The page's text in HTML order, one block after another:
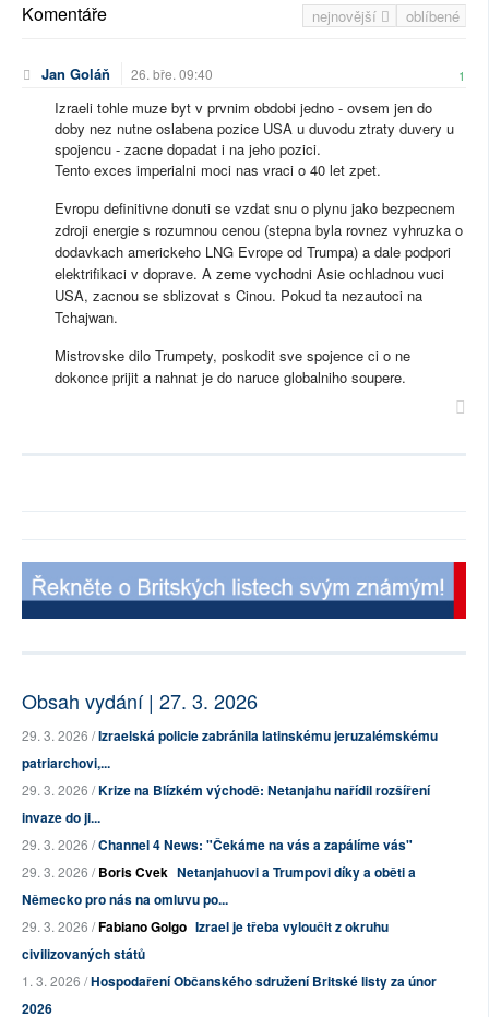
nejnovější oblíbené
Komentáře
Jan Goláň 26. bře. 09:40 1
Izraeli tohle muze byt v prvnim obdobi jedno - ovsem jen do
doby nez nutne oslabena pozice USA u duvodu ztraty duvery u
spojencu - zacne dopadat i na jeho pozici.
Tento exces imperialni moci nas vraci o 40 let zpet.
Evropu definitivne donuti se vzdat snu o plynu jako bezpecnem
zdroji energie s rozumnou cenou (stepna byla rovnez vyhruzka o
dodavkach americkeho LNG Evrope od Trumpa) a dale podpori
elektrifikaci v doprave. A zeme vychodni Asie ochladnou vuci
USA, zacnou se sblizovat s Cinou. Pokud ta nezautoci na
Tchajwan.
Mistrovske dilo Trumpety, poskodit sve spojence ci o ne
dokonce prijit a nahnat je do naruce globalniho soupere.
Obsah vydání | 27. 3. 2026
29. 3. 2026 /Izraelská policie zabránila latinskému jeruzalémskému
patriarchovi,...
29. 3. 2026 /Krize na Blízkém východě: Netanjahu nařídil rozšíření
invaze do ji...
29. 3. 2026 /Channel 4 News: "Čekáme na vás a zapálíme vás"
29. 3. 2026 /Boris Cvek Netanjahuovi a Trumpovi díky a oběti a
Německo pro nás na omluvu po...
29. 3. 2026 /Fabiano Golgo Izrael je třeba vyloučit z okruhu
civilizovaných států
1. 3. 2026 /Hospodaření Občanského sdružení Britské listy za únor
2026